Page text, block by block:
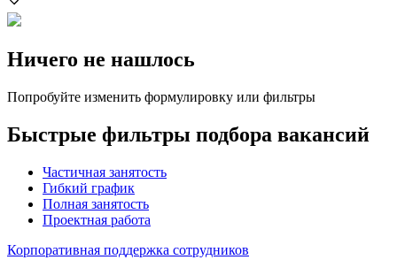
Ничего не нашлось
Попробуйте изменить формулировку или фильтры
Быстрые фильтры подбора вакансий
Частичная занятость
Гибкий график
Полная занятость
Проектная работа
Корпоративная поддержка сотрудников